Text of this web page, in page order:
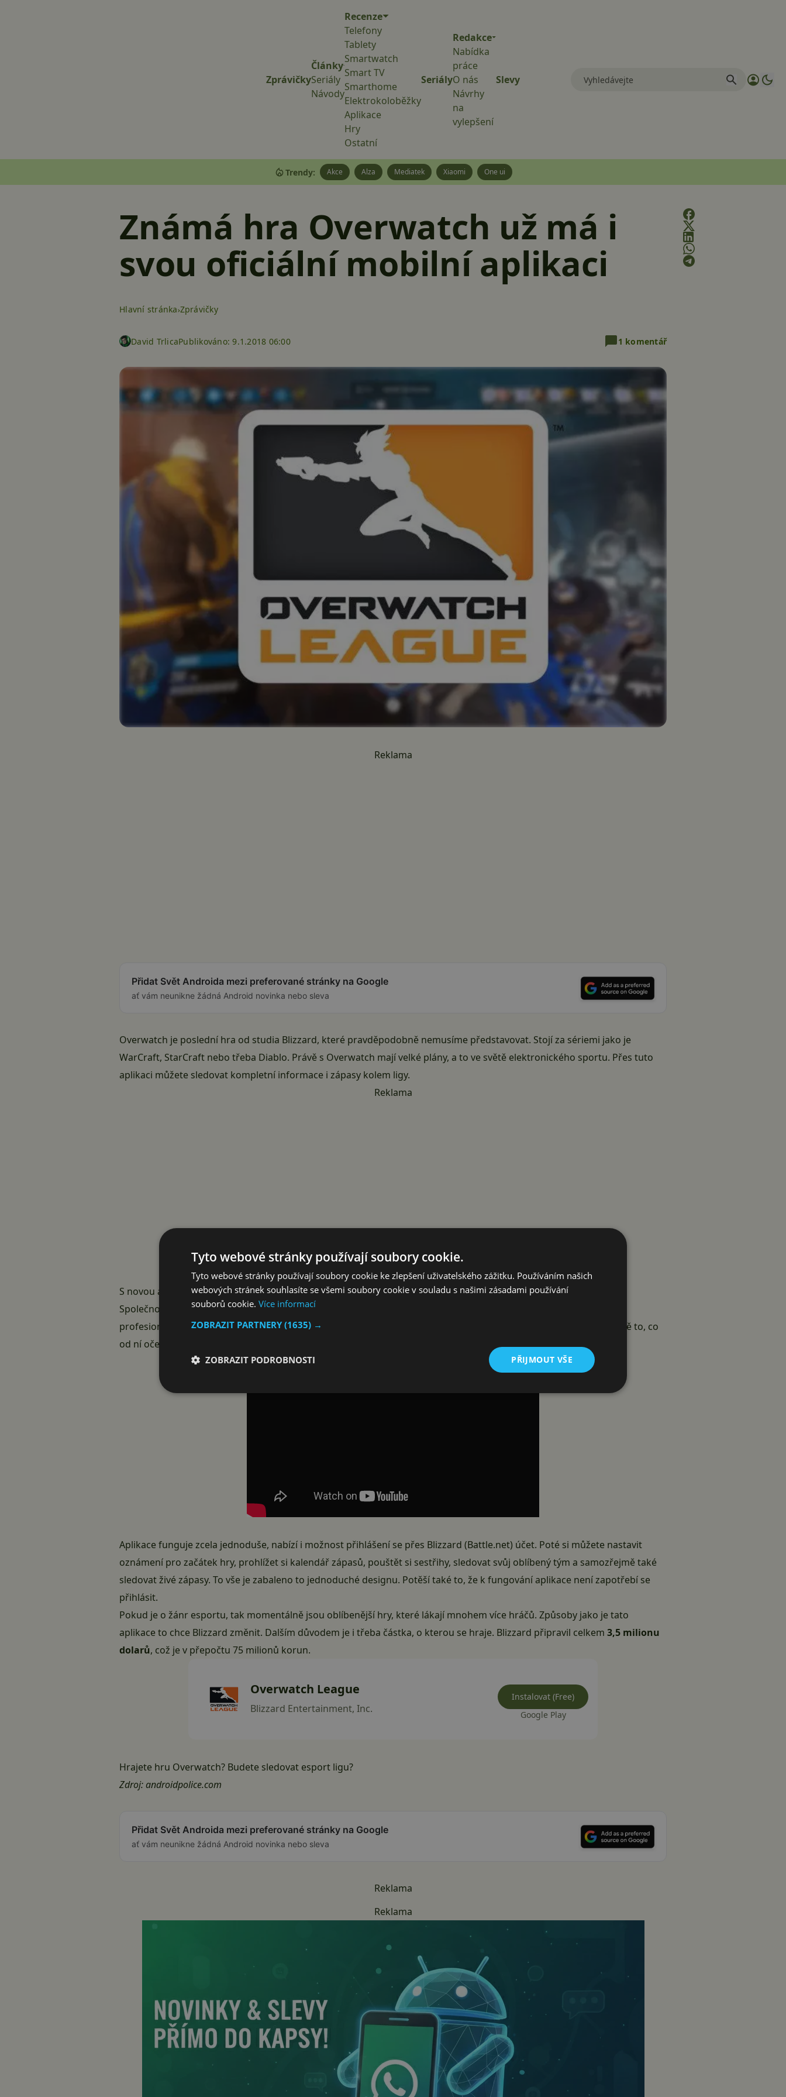
Zprávičky
Články
Seriály
Návody
Recenze
Telefony
Tablety
Smartwatch
Smart TV
Smarthome
Elektrokoloběžky
Aplikace
Hry
Ostatní
Seriály
Redakce
Nabídka
práce
O nás
Návrhy
na
vylepšení
Slevy
Trendy: Akce Alza Mediatek Xiaomi One ui
Známá hra Overwatch už má i
svou oficiální mobilní aplikaci
Hlavní stránka Zprávičky
David TrlicaPublikováno:9.1.2018 06:00 1 komentář
Reklama
Přidat Svět Androida mezi preferované stránky na Google
ať vám neunikne žádná Android novinka nebo sleva
Overwatch je poslední hra od studia Blizzard, které pravděpodobně nemusíme představovat. Stojí za sériemi jako je
WarCraft, StarCraft nebo třeba Diablo. Právě s Overwatch mají velké plány, a to ve světě elektronického sportu. Přes tuto
aplikaci můžete sledovat kompletní informace i zápasy kolem ligy.
Reklama
S novou aplikací můžete sledovat Overwatch League kdekoliv
Společnost Blizzard užnasypala do Overwatch League nemalé peníze
profesionálních her dostat k co nejvíce lidem. Trochu nezvykle tak
, která splňuje přesně to, co
od ní očekáváte, když si přečtete její název.
Aplikace funguje zcela jednoduše, nabízí i možnost přihlášení se přes Blizzard (Battle.net) účet. Poté si můžete nastavit
oznámení pro začátek hry, prohlížet si kalendář zápasů, pouštět si sestřihy, sledovat svůj oblíbený tým a samozřejmě také
sledovat živé zápasy. To vše je zabaleno to jednoduché designu. Potěší také to, že k fungování aplikace není zapotřebí se
přihlásit.
Pokud je o žánr esportu, tak momentálně jsou oblíbenější hry, které lákají mnohem více hráčů. Způsoby jako je tato
aplikace to chce Blizzard změnit. Dalším důvodem je i třeba částka, o kterou se hraje. Blizzard připravil celkem 3,5 milionu
dolarů, což je v přepočtu 75 milionů korun.
Overwatch League
Blizzard Entertainment, Inc.
Instalovat (Free)
Google Play
Hrajete hru Overwatch? Budete sledovat esport ligu?
Zdroj:androidpolice.com
Přidat Svět Androida mezi preferované stránky na Google
ať vám neunikne žádná Android novinka nebo sleva
Reklama
Reklama
Tyto webové stránky používají soubory cookie.
Tyto webové stránky používají soubory cookie ke zlepšení uživatelského zážitku. Používáním našich
webových stránek souhlasíte se všemi soubory cookie v souladu s našimi zásadami používání
souborů cookie. Více informací
ZOBRAZIT PARTNERY(1635) →
PŘIJMOUT VŠE
ZOBRAZIT PODROBNOSTI